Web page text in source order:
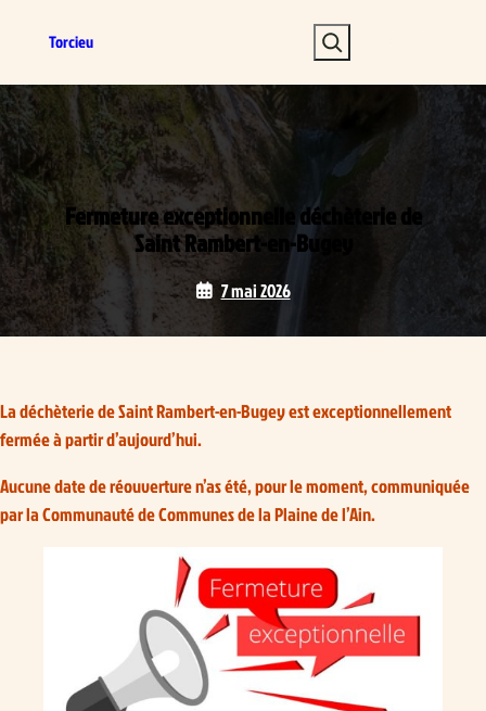
Torcieu
e
a
Fermeture exceptionnelle déchèterie de
Saint Rambert-en-Bugey
7 mai 2026
La déchèterie de Saint Rambert-en-Bugey est exceptionnellement
fermée à partir d’aujourd’hui.
Aucune date de réouverture n’as été, pour le moment, communiquée
par la Communauté de Communes de la Plaine de l’Ain.